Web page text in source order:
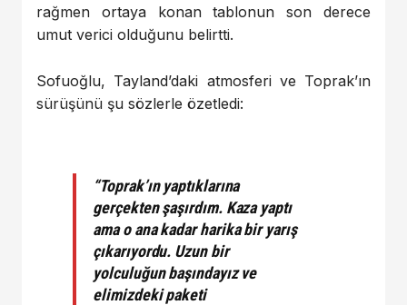
rağmen ortaya konan tablonun son derece
umut verici olduğunu belirtti.
Sofuoğlu, Tayland’daki atmosferi ve Toprak’ın
sürüşünü şu sözlerle özetledi:
“Toprak’ın yaptıklarına
gerçekten şaşırdım. Kaza yaptı
ama o ana kadar harika bir yarış
çıkarıyordu. Uzun bir
yolculuğun başındayız ve
elimizdeki paketi